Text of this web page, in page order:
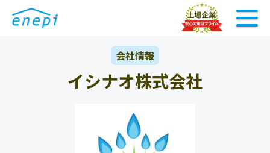
会社情報
イシナオ株式会社